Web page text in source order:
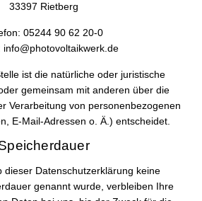
33397 Rietberg
05244 90 62 20-0
info@photovoltaikwerk.de
ist die natürliche oder juristische
gemeinsam mit anderen über die
Verarbeitung von personenbezogenen
E-Mail-Adressen o. Ä.) entscheidet.
dieser Datenschutzerklärung keine
genannt wurde, verbleiben Ihre